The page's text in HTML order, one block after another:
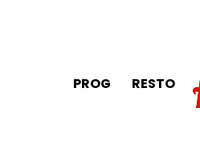
PROG RESTO